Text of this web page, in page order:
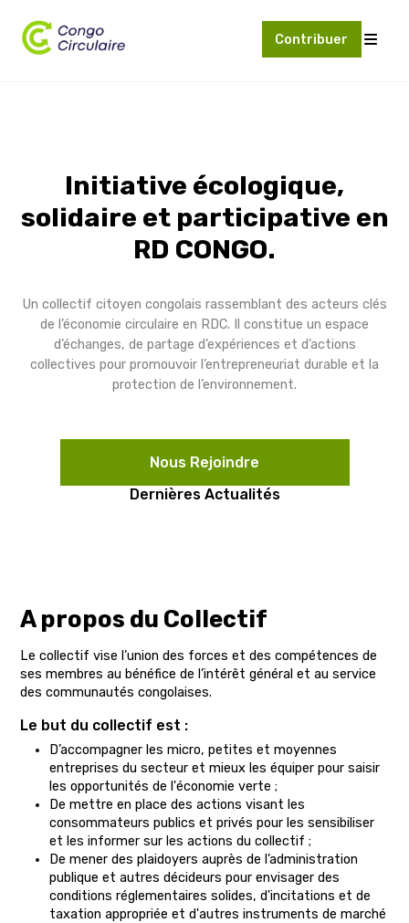
Contribuer
Initiative écologique,
solidaire et participative en
RD CONGO.
Un collectif citoyen congolais rassemblant des acteurs clés
de l’économie circulaire en RDC. Il constitue un espace
d’échanges, de partage d’expériences et d’actions
collectives pour promouvoir l’entrepreneuriat durable et la
protection de l’environnement.
Nous Rejoindre
Dernières Actualités
A propos du Collectif
Le collectif vise l’union des forces et des compétences de
ses membres au bénéfice de l’intérêt général et au service
des communautés congolaises.
Le but du collectif est :
D’accompagner les micro, petites et moyennes
entreprises du secteur et mieux les équiper pour saisir
les opportunités de l'économie verte ;
De mettre en place des actions visant les
consommateurs publics et privés pour les sensibiliser
et les informer sur les actions du collectif ;
De mener des plaidoyers auprès de l’administration
publique et autres décideurs pour envisager des
conditions réglementaires solides, d'incitations et de
taxation appropriée et d'autres instruments de marché